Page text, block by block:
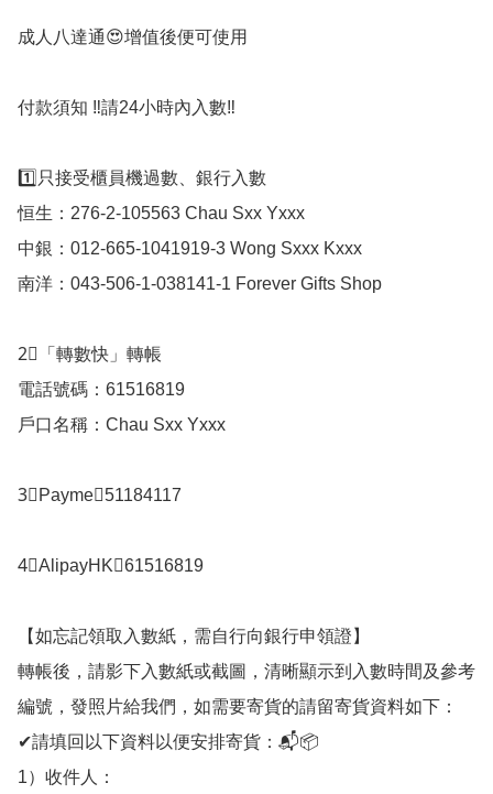
成人八達通😍增值後便可使用
付款須知 ‼️請24小時內入數‼️
1️⃣只接受櫃員機過數、銀行入數
恒生：276-2-105563 Chau Sxx Yxxx
中銀：012-665-1041919-3 Wong Sxxx Kxxx
南洋：043-506-1-038141-1 Forever Gifts Shop
2⃣️「轉數快」轉帳
電話號碼：61516819
戶口名稱：Chau Sxx Yxxx
3⃣️Payme：51184117
4⃣️AlipayHK：61516819
【如忘記領取入數紙，需自行向銀行申領證】
轉帳後，請影下入數紙或截圖，清晰顯示到入數時間及參考
編號，發照片給我們，如需要寄貨的請留寄貨資料如下：
✔請填回以下資料以便安排寄貨：📬📦
1）收件人：